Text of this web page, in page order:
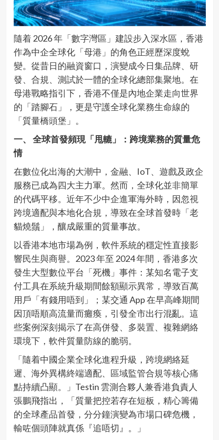
隨着 2026 年「數字灣區」建設步入深水區，香港
作為中企全球化「母港」的角色正經歷深度蛻
變。從昔日的融資窗口，演變成今日集品牌、研
發、合規、測試於一體的全球化總部集聚地。在
母港戰略指引下，香港不僅是內地企業走向世界
的「踏腳石」，更是守護全球化業務生命線的
「質量橋頭堡」。
一、 全球首發頻現「甩轆」：跨境業務的質量危
情
在數位化出海的大潮中，金融、IoT、遊戲及政企
服務已成為四大主力軍。然而，全球化並非簡單
的代碼平移。近年不少中企進軍海外時，因忽視
跨境適配與本地化合規，導致在全球首發時「老
貓燒鬚」，釀成嚴重的質量事故。
以香港本地市場為例，軟件系統的穩定性直接影
響民生與商譽。2023 年至 2024 年間，香港多次
發生大型數位平台「死機」事件：某知名電子支
付工具在系統升級期間餘額顯示異常，導致百萬
用戶「有錢用唔到」；某交通 App 在早高峰期間
因頂唔順高流量而癱瘓，引發全市出行混亂。這
些案例深刻揭示了在高併發、多裝置、複雜網絡
環境下，軟件質量防線的脆弱。
「隨着中國企業全球化進程升級，跨境網絡延
遲、海外異構終端適配、區域監管合規等核心痛
點持續凸顯。」Testin 雲測合夥人兼香港負責人
張鵬飛指出，「質量把控若存在短板，精心籌備
的全球產品首發，分分鐘演變為市場口碑危機，
輸咗個頭陣就真係『追唔切』。」